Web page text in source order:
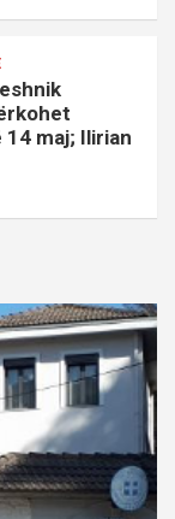
maj; Ilirian